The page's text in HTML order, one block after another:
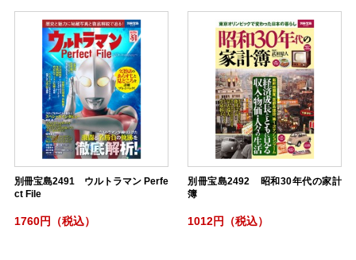
別冊宝島2491 ウルトラマン Perfe
ct File
1760円（税込）
別冊宝島2492 昭和30年代の家計
簿
1012円（税込）